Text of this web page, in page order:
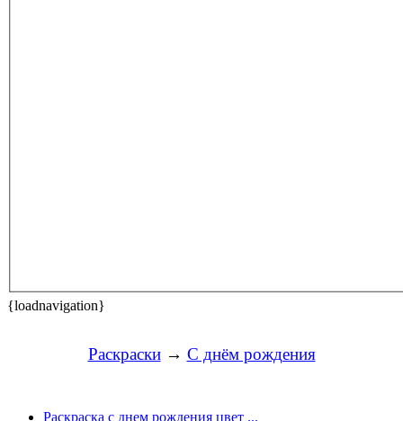
{loadnavigation}
Раскраски→ С днём рождения
Раскраска с днем рождения цвет ...